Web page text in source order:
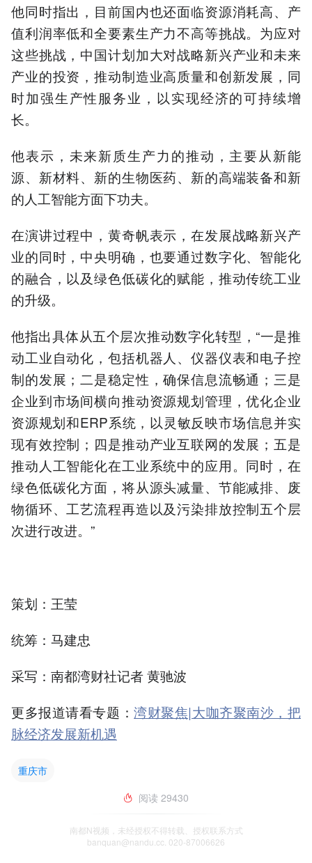
他同时指出，目前国内也还面临资源消耗高、产
值利润率低和全要素生产力不高等挑战。为应对
这些挑战，中国计划加大对战略新兴产业和未来
产业的投资，推动制造业高质量和创新发展，同
时加强生产性服务业，以实现经济的可持续增
长。
他表示，未来新质生产力的推动，主要从新能
源、新材料、新的生物医药、新的高端装备和新
的人工智能方面下功夫。
在演讲过程中，黄奇帆表示，在发展战略新兴产
业的同时，中央明确，也要通过数字化、智能化
的融合，以及绿色低碳化的赋能，推动传统工业
的升级。
他指出具体从五个层次推动数字化转型，“一是推
动工业自动化，包括机器人、仪器仪表和电子控
制的发展；二是稳定性，确保信息流畅通；三是
企业到市场间横向推动资源规划管理，优化企业
资源规划和ERP系统，以灵敏反映市场信息并实
现有效控制；四是推动产业互联网的发展；五是
推动人工智能化在工业系统中的应用。同时，在
绿色低碳化方面，将从源头减量、节能减排、废
物循环、工艺流程再造以及污染排放控制五个层
次进行改进。”
策划：王莹
统筹：马建忠
采写：南都湾财社记者 黄驰波
更多报道请看专题：湾财聚焦|大咖齐聚南沙，把
脉经济发展新机遇
重庆市
阅读 29430
南都N视频，未经授权不得转载、授权联系方式
banquan@nandu.cc. 020-87006626